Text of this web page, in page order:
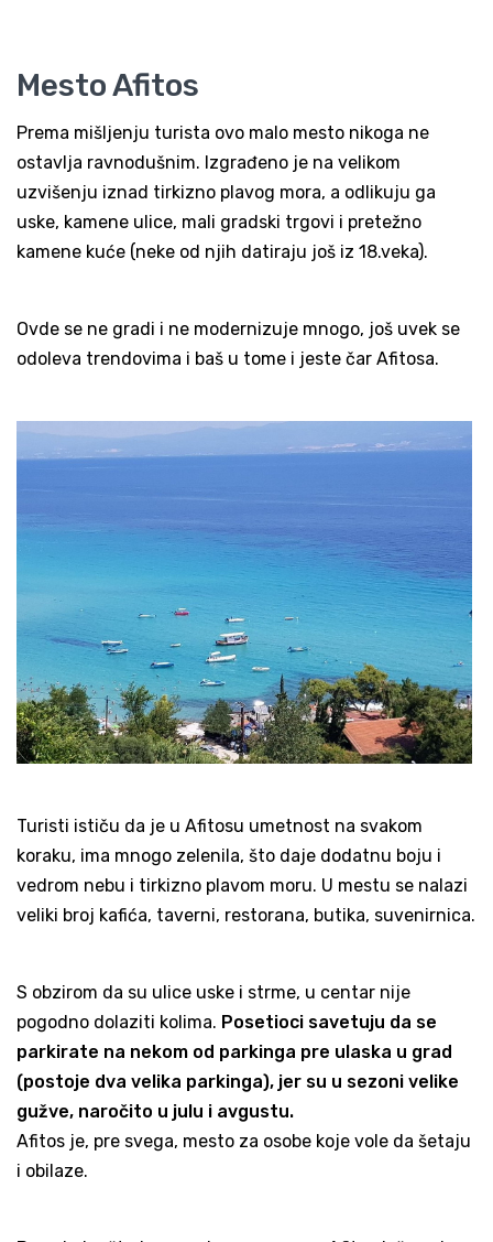
Mesto Afitos
Prema mišljenju turista ovo malo mesto nikoga ne
ostavlja ravnodušnim. Izgrađeno je na velikom
uzvišenju iznad tirkizno plavog mora, a odlikuju ga
uske, kamene ulice, mali gradski trgovi i pretežno
kamene kuće (neke od njih datiraju još iz 18.veka).
Ovde se ne gradi i ne modernizuje mnogo, još uvek se
odoleva trendovima i baš u tome i jeste čar Afitosa.
Turisti ističu da je u Afitosu umetnost na svakom
koraku, ima mnogo zelenila, što daje dodatnu boju i
vedrom nebu i tirkizno plavom moru. U mestu se nalazi
veliki broj kafića, taverni, restorana, butika, suvenirnica.
S obzirom da su ulice uske i strme, u centar nije
pogodno dolaziti kolima. Posetioci savetuju da se
parkirate na nekom od parkinga pre ulaska u grad
(postoje dva velika parkinga), jer su u sezoni velike
gužve, naročito u julu i avgustu.
Afitos je, pre svega, mesto za osobe koje vole da šetaju
i obilaze.